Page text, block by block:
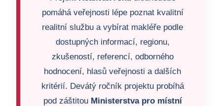
pomáhá veřejnosti lépe poznat kvalitní
realitní službu a vybírat makléře podle
dostupných informací, regionu,
zkušeností, referencí, odborného
hodnocení, hlasů veřejnosti a dalších
kritérií. Devátý ročník projektu probíhá
pod záštitou Ministerstva pro místní